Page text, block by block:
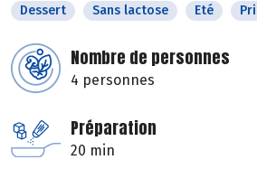
Dessert Sans lactose Eté
Nombre de personnes
4 personnes
Préparation
20 min